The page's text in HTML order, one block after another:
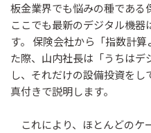
板金業界でも悩みの種である
ここでも最新のデジタル機
す。 保険会社から「指数計
た際、山内社長は「うちはデ
し、それだけの設備投資を
真付きで説明します。
これにより、ほとんどのケ